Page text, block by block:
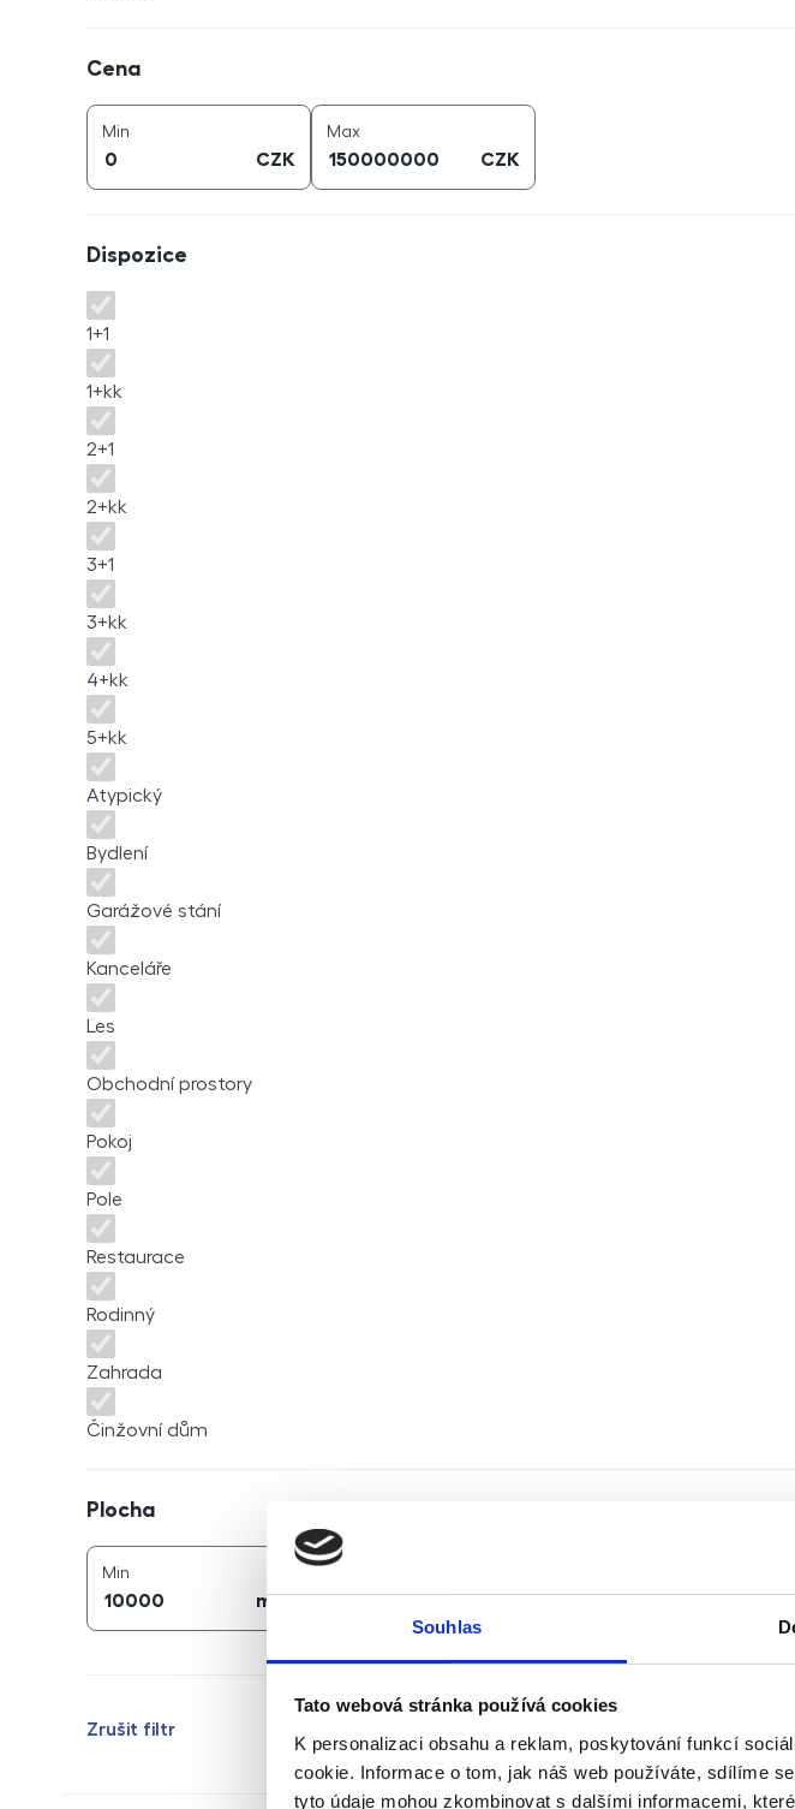
Souhlas
Tato webová stránka používá cookies
K personalizaci obsahu a reklam, poskytování funkcí
cookie. Informace o tom, jak náš web používáte, sdílíme
tyto údaje mohou zkombinovat s dalšími informacemi,
Cena
Min
CZK
Maxcena (
CZK
Dispozice
Dispozice
1+1
1+kk
2+1
2+kk
3+1
3+kk
4+kk
5+kk
Atypický
Bydlení
Garážové stání
Kanceláře
Les
Obchodní prostory
Pokoj
Pole
Restaurace
Rodinný
Zahrada
Činžovní dům
Plocha
Min
m2 m2
Zrušit filtr